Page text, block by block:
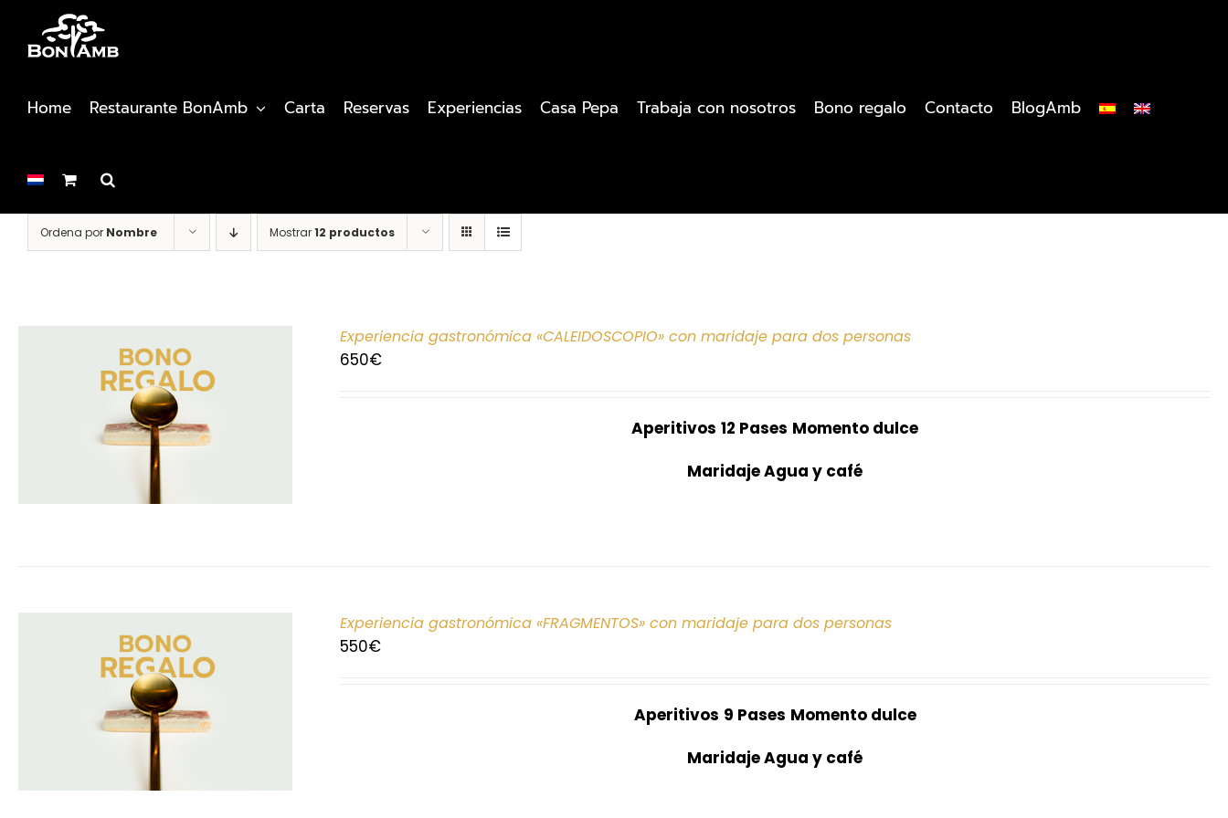
contenido
Home Restaurante BonAmb Carta Reservas Experiencias Casa Pepa Trabaja con nosotros Bono regalo Contacto BlogAmb
Ordena por Nombre Mostrar12 productos
Experiencia gastronómica «CALEIDOSCOPIO» con maridaje para dos personas
650€
Aperitivos 12 Pases Momento dulce
Maridaje Agua y café
Experiencia gastronómica «FRAGMENTOS» con maridaje para dos personas
550€
Aperitivos 9 Pases Momento dulce
Maridaje Agua y café